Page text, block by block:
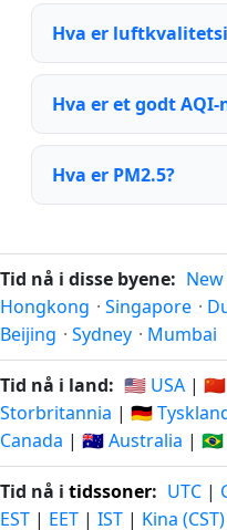
Hva er
Hva er et godt AQI-
Hva er PM2.5?
Tid nå i disse byene:
Hongkong · Singapore ·
Beijing · Sydney · Mumbai
Tid nå i land: 🇺🇸 USA |
Storbritannia | 🇩🇪
Canada | 🇦🇺 Australia | 🇧🇷
Tid nå i tidssoner: UTC |
EST | EET | IST | Kina (CST)